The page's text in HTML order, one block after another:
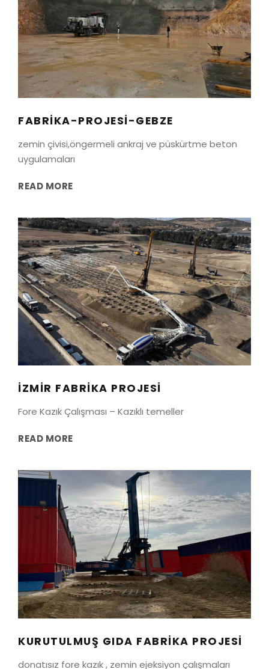
FABRIKA-PROJESI-GEBZE
Gebze/Kocaeli
FABRIKA-PROJESI-GEBZE
zemin çivisi,öngermeli ankraj ve püskürtme beton
uygulamaları
READ MORE
IZMIR FABRIKA PROJESI
aliağa / İzmir
IZMIR FABRIKA PROJESI
Fore Kazık Çalışması – Kazıklı temeller
READ MORE
KURUTULMUŞ GIDA FABRIKA
PROJESI
manisa / salihli
KURUTULMUŞ GIDA FABRIKA PROJESI
donatısız fore kazık , zemin ejeksiyon çalışmaları